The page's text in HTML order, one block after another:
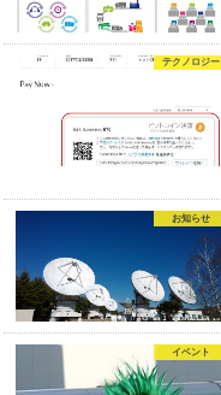
テクノロジー
お知らせ
イベント